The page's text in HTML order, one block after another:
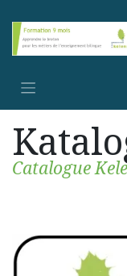
Catalogue